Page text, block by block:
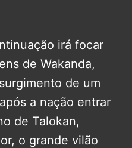
irá focar
de Wakanda,
de um
a nação entrar
de Talokan,
o grande vilão